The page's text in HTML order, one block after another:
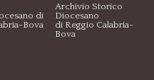
Archivio Storico
Diocesano
di Reggio Calabria-
Bova